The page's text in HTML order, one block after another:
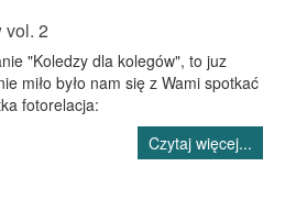
vol. 2
"Koledzy dla kolegów", to juz
miło było nam się z Wami spotkać
fotorelacja:
Czytaj więcej...